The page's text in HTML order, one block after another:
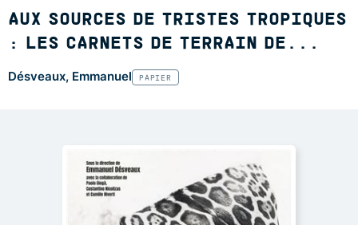
AUX SOURCES DE TRISTES TROPIQUES
: LES CARNETS DE TERRAIN DE...
Désveaux, Emmanuel PAPIER